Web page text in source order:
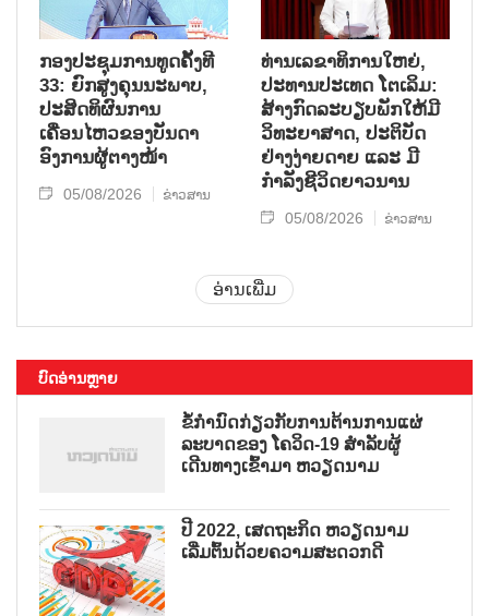
ກອງປະຊຸມການທູດຄັ້ງທີ
33: ຍົກສູງຄຸນນະພາບ,
ປະສິດທິຜົນການ
ເຄື່ອນໄຫວຂອງບັນດາ
ອົງການຜູ້ຕາງໜ້າ
05/08/2026 ຂ່າວສານ
ທ່ານເລຂາທິການໃຫຍ່,
ປະທານປະເທດ ໂຕເລິມ:
ສ້າງກົດລະບຽບພັກໃຫ້ມີ
ວິທະຍາສາດ, ປະຕິບັດ
ຢ່າງງ່າຍດາຍ ແລະ ມີ
ກຳລັງຊີວິດຍາວນານ
05/08/2026 ຂ່າວສານ
ອ່ານເພີ່ມ
ບົດອ່ານຫຼາຍ
ຂໍ້ກຳນົດກ່ຽວກັບການຕ້ານການແຜ່
ລະບາດຂອງ ໂຄວິດ-19 ສຳລັບຜູ້
ເດີນທາງເຂົ້າມາ ຫວຽດນາມ
ປີ 2022, ເສດຖະກິດ ຫວຽດນາມ
ເລີ່ມຕົ້ນດ້ວຍຄວາມສະດວກດີ